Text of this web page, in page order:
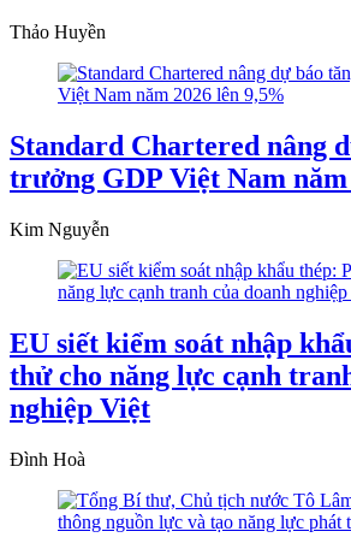
Thảo Huyền
Standard Chartered nâng
trưởng GDP Việt Nam năm
Kim Nguyễn
EU siết kiểm soát nhập
thử cho năng lực cạnh
nghiệp Việt
Đình Hoà